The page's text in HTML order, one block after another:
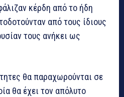
κέρδη από το ήδη
από τους ίδιους
τους ανήκει ως
θα παραχωρούνται σε
θα έχει τον απόλυτο